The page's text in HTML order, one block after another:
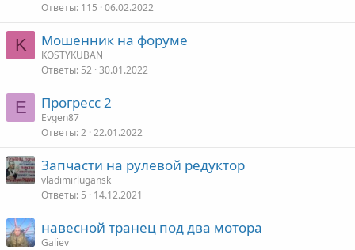
Ответы 115 06.02.2022
K Мошенник на форуме
KOSTYKUBAN
Ответы 52 30.01.2022
E Прогресс 2
Evgen87
Ответы 2 22.01.2022
Запчасти на рулевой редуктор
vladimirlugansk
Ответы 5 14.12.2021
навесной транец под два мотора
Galiev